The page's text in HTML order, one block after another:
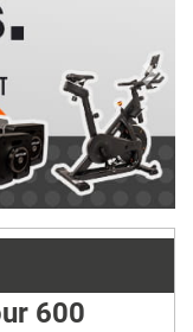
Next
600